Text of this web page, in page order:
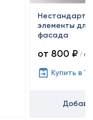
элементы для
фасада
от 800 ₽ / м²
Купить в 1